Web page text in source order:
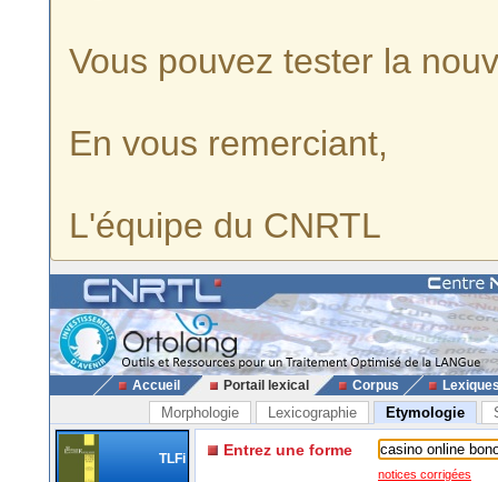
Vous pouvez tester la
En vous remerciant,
L'équipe du CNRTL
Accueil Portail lexical Corpus
Morphologie Lexicographie Etymologie
TLFi Entrez une forme
notices corrigées